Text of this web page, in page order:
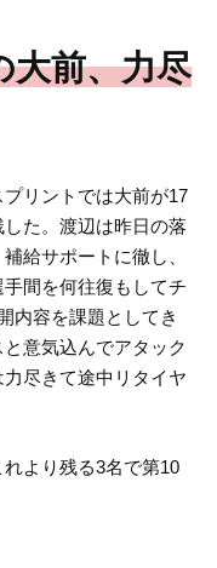
大前、力尽
リントでは大前が17
た。渡辺は昨日の落
給サポートに徹し、
間を何往復もしてチ
内容を課題としてき
意気込んでアタック
尽きて途中リタイヤ
より残る3名で第10